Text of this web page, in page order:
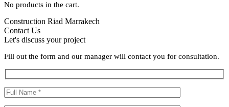
No products in the cart.
Construction Riad Marrakech
Contact Us
Let's discuss your project
Fill out the form and our manager will contact you for consultation.